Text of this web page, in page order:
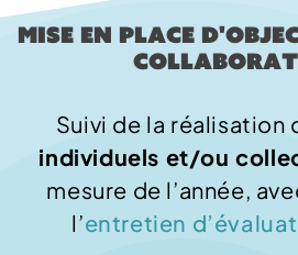
Mise en place
Suivi de la réalisation
individuels et/ou
mesure de l’année,
l’entretien